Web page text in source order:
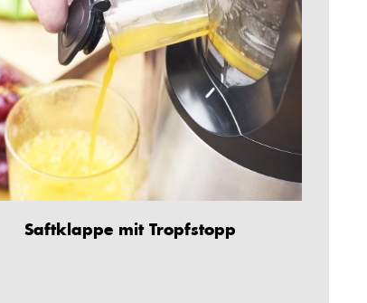
Saftklappe mit Tropfstopp